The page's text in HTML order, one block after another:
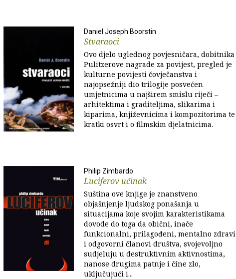
Daniel Joseph Boorstin
Stvaraoci
Ovo djelo uglednog povjesničara, dobitnika
Pulitzerove nagrade za povijest, pregled je
kulturne povijesti čovječanstva i
najopsežniji dio trilogije posvećen
umjetnicima u najširem smislu riječi –
arhitektima i graditeljima, slikarima i
kiparima, književnicima i kompozitorima te
kratki osvrt i o filmskim djelatnicima.
Philip Zimbardo
Luciferov učinak
Suština ove knjige je znanstveno
objašnjenje ljudskog ponašanja u
situacijama koje svojim karakteristikama
dovode do toga da obični, inače
funkcionalni, prilagođeni, mentalno zdravi
i odgovorni članovi društva, svojevoljno
sudjeluju u destruktivnim aktivnostima,
nanose drugima patnje i čine zlo,
uključujući i...